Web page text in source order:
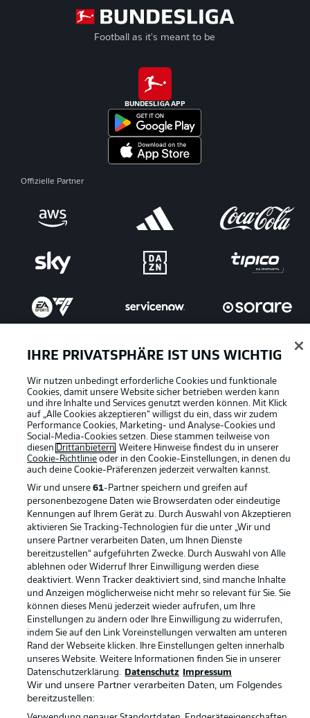
Football as it's meant to be
BUNDESLIGA APP
Offizielle Partner
Rechtliche Hinweise Voreinstellungen verwalten
Datenschutz Nutzungsbedingungen
Kontakt Jobs
Impressum Partner
Spieler Liveticker
AGB
© 2026 Bundesliga-Gruppe GmbH
Sprachauswahl
IHRE PRIVATSPHÄRE IST UNS WICHTIG
Wir nutzen unbedingt erforderliche Cookies und funktionale
Cookies, damit unsere Website sicher betrieben werden kann
und ihre Inhalte und Services genutzt werden können. Mit Klick
auf „Alle Cookies akzeptieren“ willigst du ein, dass wir zudem
Performance Cookies, Marketing- und Analyse-Cookies und
Social-Media-Cookies setzen. Diese stammen teilweise von
diesen Drittanbietern. Weitere Hinweise findest du in unserer
Cookie-Richtlinie oder in den Cookie-Einstellungen, in denen du
auch deine Cookie-Präferenzen jederzeit verwalten kannst.
Wir und unsere61-Partner speichern und greifen auf
personenbezogene Daten wie Browserdaten oder eindeutige
Kennungen auf Ihrem Gerät zu. Durch Auswahl von Akzeptieren
aktivieren Sie Tracking-Technologien für die unter „Wir und
unsere Partner verarbeiten Daten, um Ihnen Dienste
bereitzustellen“ aufgeführten Zwecke. Durch Auswahl von Alle
ablehnen oder Widerruf Ihrer Einwilligung werden diese
deaktiviert. Wenn Tracker deaktiviert sind, sind manche Inhalte
und Anzeigen möglicherweise nicht mehr so relevant für Sie. Sie
können dieses Menü jederzeit wieder aufrufen, um Ihre
Einstellungen zu ändern oder Ihre Einwilligung zu widerrufen,
indem Sie auf den Link Voreinstellungen verwalten am unteren
Rand der Webseite klicken. Ihre Einstellungen gelten innerhalb
unseres Website. Weitere Informationen finden Sie in unserer
Datenschutzerklärung.
Datenschutz Impressum
Wir und unsere Partner verarbeiten Daten, um Folgendes
bereitzustellen: